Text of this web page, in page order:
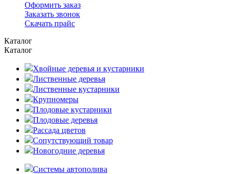
Оформить заказ
Заказать звонок
Скачать прайс
Каталог
Каталог
Хвойные деревья и кустарники
Лиственные деревья
Лиственные кустарники
Крупномеры
Плодовые кустарники
Плодовые деревья
Рассада цветов
Сопутствующий товар
Новогодние деревья
Системы автополива